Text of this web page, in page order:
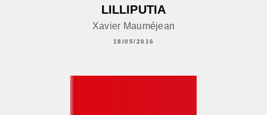
LILLIPUTIA
Xavier Mauméjean
18/05/2016